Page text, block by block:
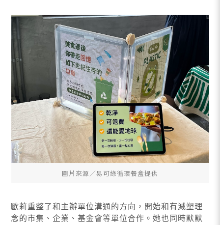
圖片來源∕易可綠循環餐盒提供
歐莉重整了和主辦單位溝通的方向，開始和有減塑理
念的市集、企業、基金會等單位合作。她也同時默默